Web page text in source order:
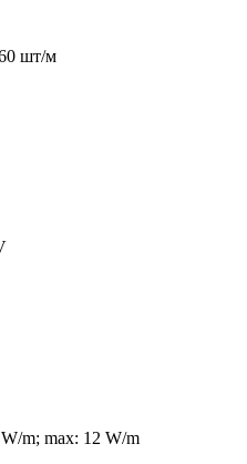
шт/м
m; max: 12 W/m